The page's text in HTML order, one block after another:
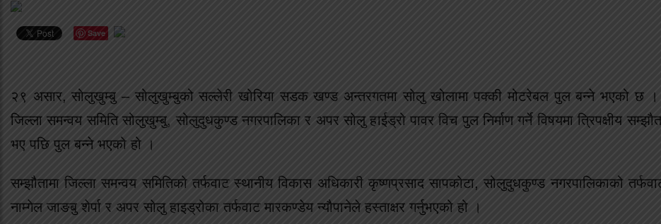
Save
२९ असार, सोलुखुम्बु – सोलुखुम्बुको सल्लेरी खोरिया सडक खण्ड अन्तरगतमा सोलु खोलामा पक्की मोटरेबल पुल बन्ने भएको छ ।
जिल्ला समन्वय समिति सोलुखुम्बु, सोलुदुधकुण्ड नगरपालिका र अपर सोलु हाईड्रो पावर विच पुल निर्माण गर्ने विषयमा त्रिपक्षीय
भए पछि पुल बन्ने भएको हो ।
सम्झौतामा जिल्ला समन्वय समितिको तर्फवाट स्थानीय विकास अधिकारी कृष्णप्रसाद सापकोटा, सोलुदुधकुण्ड नगरपालिकाको
नाम्गेल जाङबु शेर्पा र अपर सोलु हाइड्रोका तर्फवाट मारकण्डेय न्यौपानेले हस्ताक्षर गर्नुभएको हो ।